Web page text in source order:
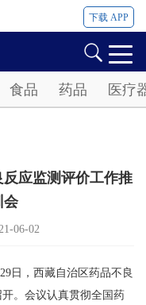
下载 APP
食品 药品 医疗
应监测评价工作推
会
06-02
，西藏自治区药品不良
。会议认真贯彻全国药